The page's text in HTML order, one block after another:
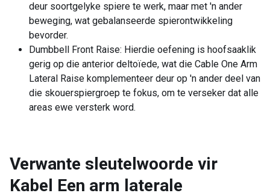
deur soortgelyke spiere te werk, maar met 'n ander
beweging, wat gebalanseerde spierontwikkeling
bevorder.
Dumbbell Front Raise: Hierdie oefening is hoofsaaklik
gerig op die anterior deltoïede, wat die Cable One Arm
Lateral Raise komplementeer deur op 'n ander deel van
die skouerspiergroep te fokus, om te verseker dat alle
areas ewe versterk word.
Verwante sleutelwoorde vir
Kabel Een arm laterale